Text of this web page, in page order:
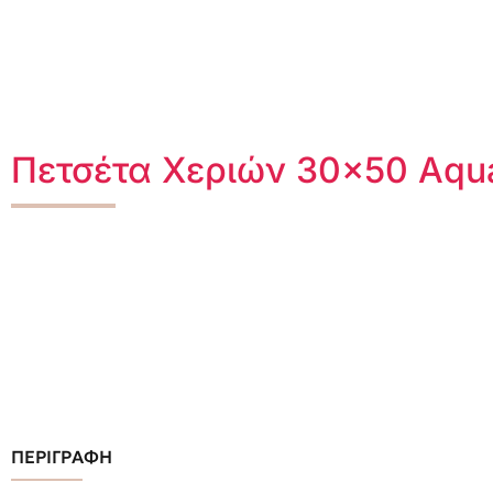
Πετσέτα Χεριών 30×50
ΠΕΡΙΓΡΑΦΗ